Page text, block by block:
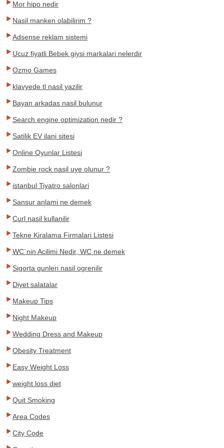
Mor hipo nedir
Nasil manken olabilirim ?
Adsense reklam sistemi
Ucuz fiyatli Bebek giysi markalari nelerdir
Ozmo Games
klavyede tl nasil yazilir
Bayan arkadas nasil bulunur
Search engine optimization nedir ?
Satilik EV ilani sitesi
Online Oyunlar Listesi
Zombie rock nasil uye olunur ?
istanbul Tiyatro salonlari
Sansur anlami ne demek
Curl nasil kullanilir
Tekne Kiralama Firmalari Listesi
WC`nin Acilimi Nedir, WC ne demek
Sigorta gunleri nasil ogrenilir
Diyet salatalar
Makeup Tips
Night Makeup
Wedding Dress and Makeup
Obesity Treatment
Easy Weight Loss
weight loss diet
Quit Smoking
Area Codes
City Code